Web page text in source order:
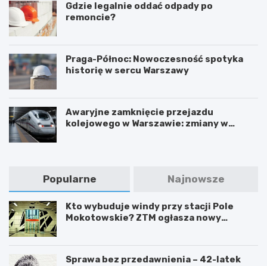
Gdzie legalnie oddać odpady po
remoncie?
Praga-Północ: Nowoczesność spotyka
historię w sercu Warszawy
Awaryjne zamknięcie przejazdu
kolejowego w Warszawie: zmiany w
Popularne Najnowsze
Kto wybuduje windy przy stacji Pole
Mokotowskie? ZTM ogłasza nowy
Sprawa bez przedawnienia – 42-latek